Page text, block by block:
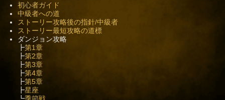
初心者ガイド
中級者への道
ストーリー攻略後の指針/中級者
ストーリー最短攻略の道標
ダンジョン攻略
┣第1章
┣第2章
┣第3章
┣第4章
┣第5章
┣星座
┗季節戦